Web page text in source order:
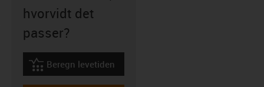
hvorvidt det
passer?
igus-icon-lebensdauerrechner
Beregn levetiden